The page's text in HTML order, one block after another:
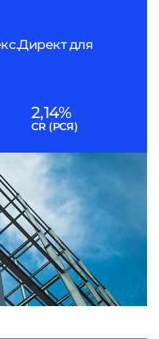
для
2,14%
CR (РСЯ)